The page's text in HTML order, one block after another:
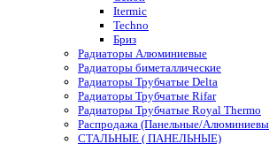
Itermic
Techno
Бриз
Радиаторы Алюминиевые
Радиаторы биметаллические
Радиаторы Трубчатые Delta
Радиаторы Трубчатые Rifar
Радиаторы Трубчатые Royal Thermo
Распродажа (Панельные/
СТАЛЬНЫЕ ( ПАНЕЛЬНЫЕ)